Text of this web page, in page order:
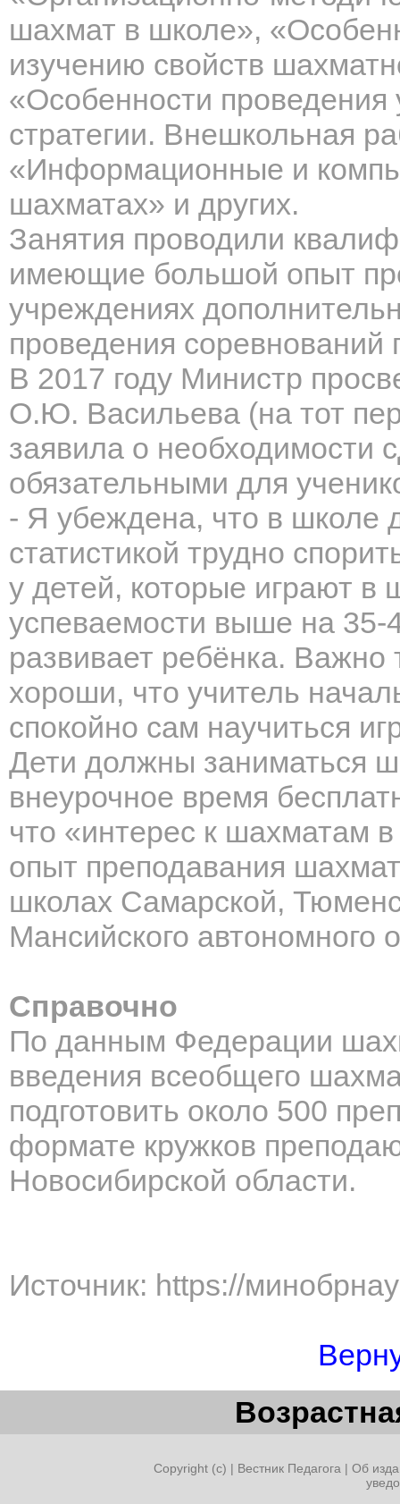
шахмат в школе»,
изучению свойств
«Особенности проведения
стратегии. Внешкольная
«Информационные и
шахматах» и других.
Занятия проводили
имеющие большой опыт
учреждениях
проведения
В 2017 году Министр
О.Ю. Васильева (на тот
заявила о необходимости
обязательными для
- Я убеждена, что в школе
статистикой трудно
у детей, которые играют в
успеваемости выше на 35-
развивает ребёнка. Важно
хороши, что учитель
спокойно сам научиться
Дети должны заниматься
внеурочное время
что «интерес к шахматам
опыт преподавания
школах Самарской,
Мансийского автономного
Справочно
По данным Федерации
введения всеобщего
подготовить около 500
формате кружков
Новосибирской области.
Источник: https://
Copyright (c) | Вестник Педагога | Об